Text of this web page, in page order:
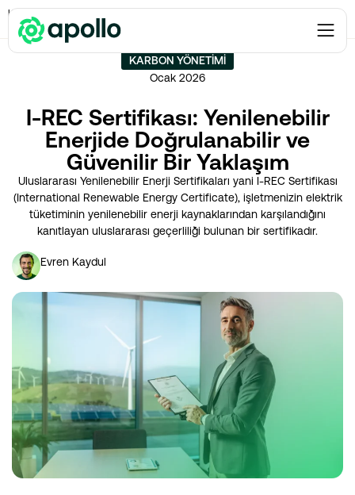
Karbon Yönetimi
Güvenilir Bir Yaklaşım
KARBON YÖNETIMI
Ocak 2026
I-REC Sertifikası: Yenilenebilir
Enerjide Doğrulanabilir ve
Güvenilir Bir Yaklaşım
Uluslararası Yenilenebilir Enerji Sertifikaları yani I-REC Sertifikası
(International Renewable Energy Certificate), işletmenizin elektrik
tüketiminin yenilenebilir enerji kaynaklarından karşılandığını
kanıtlayan uluslararası geçerliliği bulunan bir sertifikadır​.
Evren Kaydul